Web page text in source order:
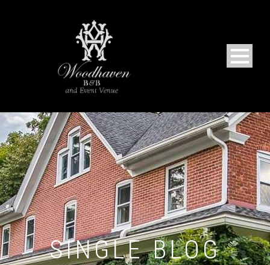
SINGLE BLOG